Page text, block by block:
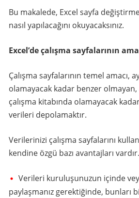
Bu makalede, Excel sayfa
nasıl yapılacağını okuyacaksınız.
Excel’de çalışma sayfalarının
Çalışma sayfalarının temel amacı,
olamayacak kadar benzer olmayan,
çalışma kitabında olamayacak
verileri depolamaktır.
Verilerinizi çalışma sayfalarını
kendine özgü bazı avantajları vardır.
Verileri kuruluşunuzun içinde
paylaşmanız gerektiğinde, bunları